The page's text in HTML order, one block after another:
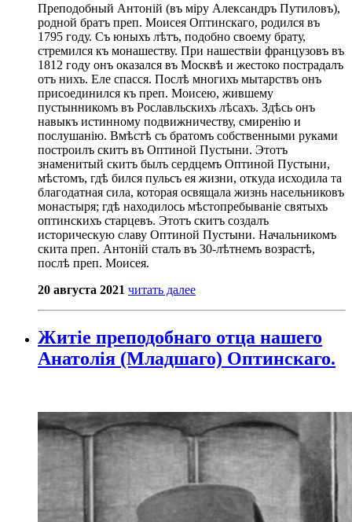
Преподобный Антоній (въ міру Александръ Путиловъ),
родной братъ преп. Моисея Оптинскаго, родился въ
1795 году. Съ юныхъ лѣтъ, подобно своему брату,
стремился къ монашеству. При нашествіи французовъ въ
1812 году онъ оказался въ Москвѣ и жестоко пострадалъ
отъ нихъ. Еле спасся. Послѣ многихъ мытарствъ онъ
присоединился къ преп. Моисею, жившему
пустынникомъ въ Рославльскихъ лѣсахъ. Здѣсь онъ
навыкъ истинному подвижничеству, смиренію и
послушанію. Вмѣстѣ съ братомъ собственными руками
построилъ скитъ въ Оптиной Пустыни. Этотъ
знаменитый скитъ былъ сердцемъ Оптиной Пустыни,
мѣстомъ, гдѣ бился пульсъ ея жизни, откуда исходила та
благодатная сила, которая освящала жизнь насельниковъ
монастыря; гдѣ находилось мѣстопребываніе святыхъ
оптинскихъ старцевъ. Этотъ скитъ создалъ
историческую славу Оптиной Пустыни. Начальникомъ
скита преп. Антоній сталъ въ 30-лѣтнемъ возрастѣ,
послѣ преп. Моисея.
20 августа 2021 читать далее
Житіе преподобнаго отца нашего
Анатолія (Младшаго) Оптинскаго.